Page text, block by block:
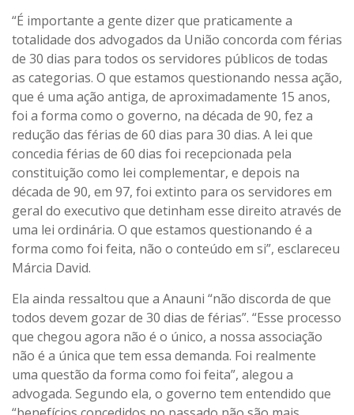
“É importante a gente dizer que praticamente a
totalidade dos advogados da União concorda com férias
de 30 dias para todos os servidores públicos de todas
as categorias. O que estamos questionando nessa ação,
que é uma ação antiga, de aproximadamente 15 anos,
foi a forma como o governo, na década de 90, fez a
redução das férias de 60 dias para 30 dias. A lei que
concedia férias de 60 dias foi recepcionada pela
constituição como lei complementar, e depois na
década de 90, em 97, foi extinto para os servidores em
geral do executivo que detinham esse direito através de
uma lei ordinária. O que estamos questionando é a
forma como foi feita, não o conteúdo em si”, esclareceu
Márcia David.
Ela ainda ressaltou que a Anauni “não discorda de que
todos devem gozar de 30 dias de férias”. “Esse processo
que chegou agora não é o único, a nossa associação
não é a única que tem essa demanda. Foi realmente
uma questão da forma como foi feita”, alegou a
advogada. Segundo ela, o governo tem entendido que